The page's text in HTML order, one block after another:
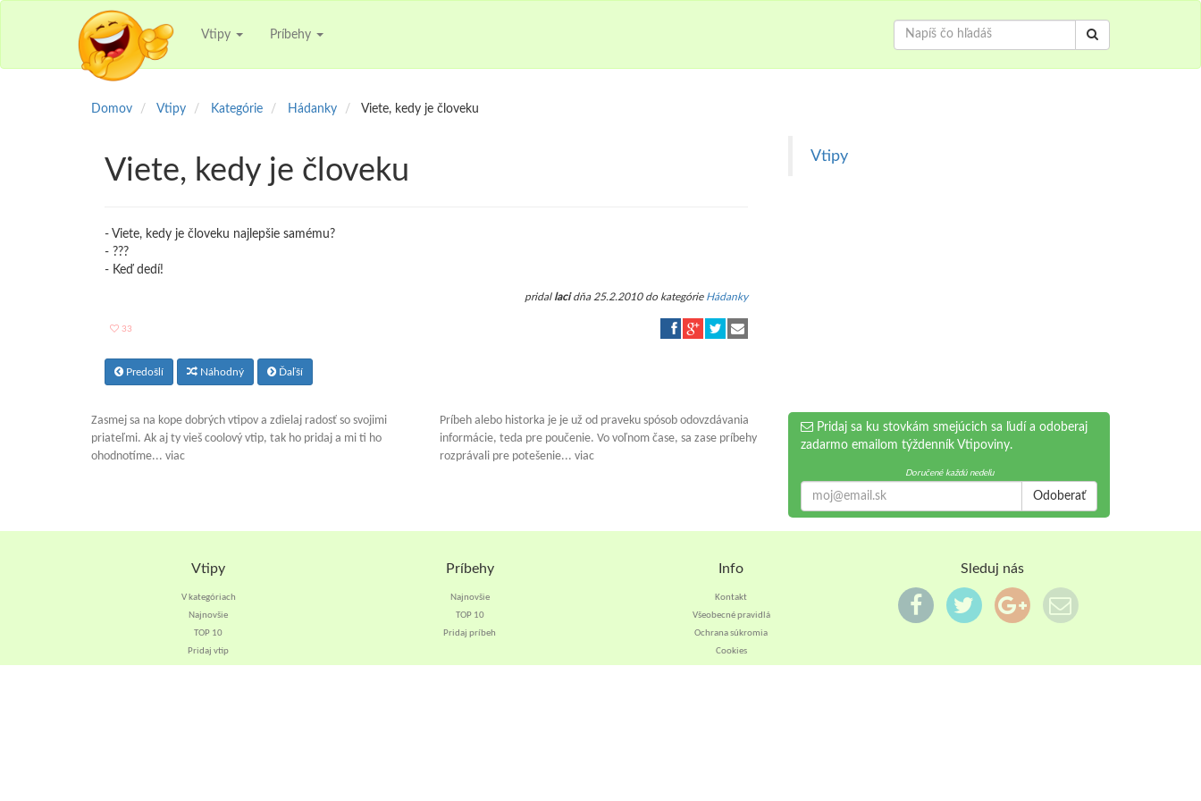
Vtipy Príbehy
Domov Vtipy Kategórie Hádanky Viete, kedy je človeku
Viete, kedy je človeku
- Viete, kedy je človeku najlepšie samému?
- ???
- Keď dedí!
pridal lacidňa 25.2.2010 do kategórie Hádanky
33
Predošlí Náhodný Ďaľší
Vtipy
Zasmej sa na kope dobrých vtipov a zdielaj radosť so svojimi
priateľmi. Ak aj ty vieš coolový vtip, tak ho pridaj a mi ti ho
ohodnotíme... viac
Príbeh alebo historka je je už od praveku spósob odovzdávania
informácie, teda pre poučenie. Vo voľnom čase, sa zase príbehy
rozprávali pre potešenie... viac
Pridaj sa ku stovkám smejúcich sa ľudí a odoberaj
zadarmo emailom týždenník Vtipoviny.
Doručené každú nedeľu
Odoberať
Vtipy
V kategóriach
Najnovšie
TOP 10
Pridaj vtip
Príbehy
Najnovšie
TOP 10
Pridaj príbeh
Info
Kontakt
Všeobecné pravidlá
Ochrana súkromia
Cookies
Sleduj nás